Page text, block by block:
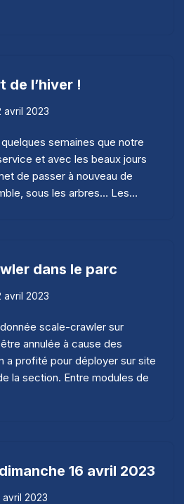
de l’hiver !
avril 2023
semaines que notre
et avec les beaux jours
de passer à nouveau de
sous les arbres… Les…
dans le parc
avril 2023
scale-crawler sur
annulée à cause des
a profité pour déployer sur site
la section. Entre modules de
16 avril 2023
avril 2023